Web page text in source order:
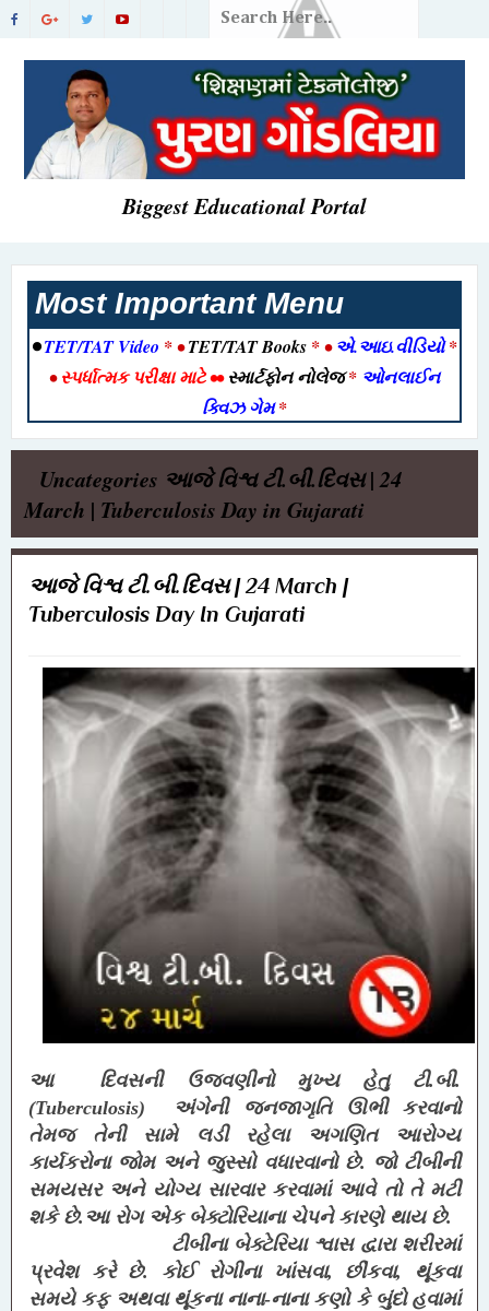
Biggest Educational Portal
Most Important Menu
•TET/TAT Video * •TET/TAT Books * •એ.આઇ.વીડિયો*
•સ્પર્ધાત્મક પરીક્ષા માટે••સ્માર્ટફોન નોલેજ* ઓનલાઈન
ક્વિઝ ગેમ*
Uncategories આજે વિશ્વ ટી.બી.દિવસ | 24
March | Tuberculosis Day in Gujarati
આજે વિશ્વ ટી.બી.દિવસ | 24 March |
Tuberculosis Day In Gujarati
આ
દિવસની ઉજવણીનો મુખ્ય હેતુ ટી.બી.
(Tuberculosis) અંગેની જનજાગૃતિ ઊભી કરવાનો
તેમજ તેની સામે લડી રહેલા અગણિત આરોગ્ય
કાર્યકરોના જોમ અને જુસ્સો વધારવાનો છે. જો ટીબીની
સમયસર અને યોગ્ય સારવાર કરવામાં આવે તો તે મટી
શકે છે. આ રોગ એક બેક્ટોરિયાના ચેપને કારણે થાય છે.
ટીબીના બેક્ટેરિયા શ્વાસ દ્વારા શરીરમાં
પ્રવેશ કરે છે. કોઈ રોગીના ખાંસવા, છીંકવા, થૂંકવા
સમયે કફ અથવા થૂંકના નાના-નાના કણો કે બુંદો હવામાં